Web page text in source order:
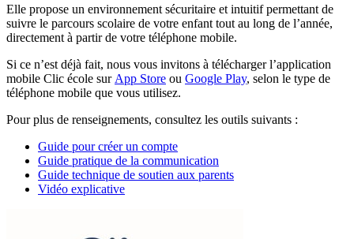
Elle propose un environnement sécuritaire et intuitif permettant de
suivre le parcours scolaire de votre enfant tout au long de l’année,
directement à partir de votre téléphone mobile.
Si ce n’est déjà fait, nous vous invitons à télécharger l’application
mobile Clic école sur App Store ou Google Play, selon le type de
téléphone mobile que vous utilisez.
Pour plus de renseignements, consultez les outils suivants :
Guide pour créer un compte
Guide pratique de la communication
Guide technique de soutien aux parents
Vidéo explicative